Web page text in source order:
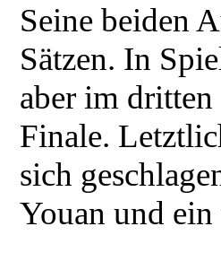
Seine beiden
Sätzen. In
aber im
Finale.
sich
Youan und